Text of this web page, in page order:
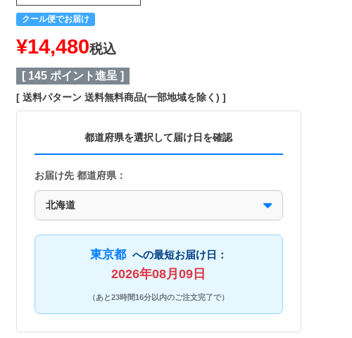
クール便でお届け
¥14,480税込
[ 145 ポイント進呈 ]
送料パターン 送料無料商品(一部地域を除く)
都道府県を選択して届け日を確認
お届け先 都道府県：
東京都 への最短お届け日：
2026年08月09日
（あと23時間16分以内のご注文完了で）